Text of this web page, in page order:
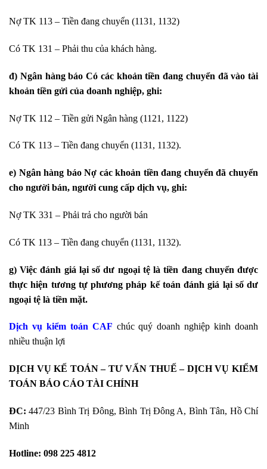
Nợ TK 113 – Tiền đang chuyển (1131, 1132)
Có TK 131 – Phải thu của khách hàng.
đ) Ngân hàng báo Có các khoản tiền đang chuyển đã vào tài
khoản tiền gửi của doanh nghiệp, ghi:
Nợ TK 112 – Tiền gửi Ngân hàng (1121, 1122)
Có TK 113 – Tiền đang chuyển (1131, 1132).
e) Ngân hàng báo Nợ các khoản tiền đang chuyển đã chuyển
cho người bán, người cung cấp dịch vụ, ghi:
Nợ TK 331 – Phải trả cho người bán
Có TK 113 – Tiền đang chuyển (1131, 1132).
g) Việc đánh giá lại số dư ngoại tệ là tiền đang chuyển được
thực hiện tương tự phương pháp kế toán đánh giá lại số dư
ngoại tệ là tiền mặt.
Dịch vụ kiểm toán CAF chúc quý doanh nghiệp kinh doanh
nhiều thuận lợi
DỊCH VỤ KẾ TOÁN – TƯ VẤN THUẾ – DỊCH VỤ KIỂM
TOÁN BÁO CÁO TÀI CHÍNH
ĐC: 447/23 Bình Trị Đông, Bình Trị Đông A, Bình Tân, Hồ Chí
Minh
Hotline: 098 225 4812